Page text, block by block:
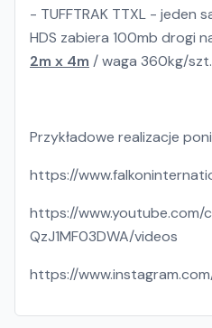
- TUFFTRAK TTXL - jeden
HDS zabiera 100mb drogi
2m x 4m / waga 360kg/szt.
Przykładowe realizacje
https://
https://www.youtube.com/
QzJ1MF03DWA/videos
https://